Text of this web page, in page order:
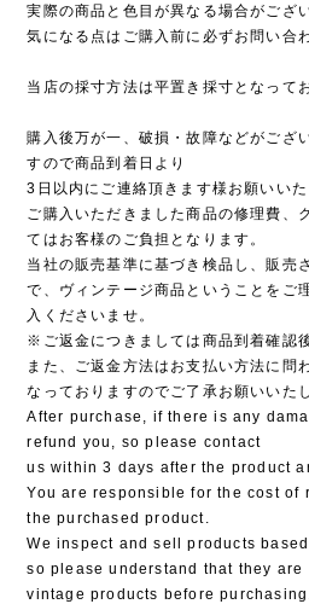
実際の商品と色目が異なる場合がござ
気になる点はご購入前に必ずお問い合
当店の採寸方法は平置き採寸となって
購入後万が一、破損・故障などがござ
すので商品到着日より
3日以内にご連絡頂きます様お願いいた
ご購入いただきました商品の修理費、
てはお客様のご負担となります。
当社の販売基準に基づき検品し、販売
で、ヴィンテージ商品ということをご
入くださいませ。
※ご返金につきましては商品到着確認
また、ご返金方法はお支払い方法に問
なっておりますのでご了承お願いいた
After purchase, if there is any
refund you, so please contact
us within 3 days after the product
You are responsible for the cost of
the purchased product.
We inspect and sell products
so please understand that they are
vintage products before purchasing.